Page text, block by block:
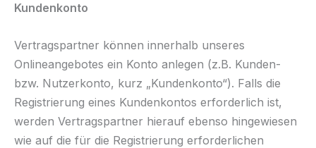
Kundenkonto
Vertragspartner können innerhalb unseres
Onlineangebotes ein Konto anlegen (z.B. Kunden-
bzw. Nutzerkonto, kurz „Kundenkonto“). Falls die
Registrierung eines Kundenkontos erforderlich ist,
werden Vertragspartner hierauf ebenso hingewiesen
wie auf die für die Registrierung erforderlichen